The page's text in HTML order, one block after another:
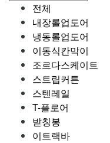
전체
내장롤업도어
냉동롤업도어
이동식칸막이
조르다스케이트
스트립커튼
스텐레일
T-플로어
받칭봉
이트랙바